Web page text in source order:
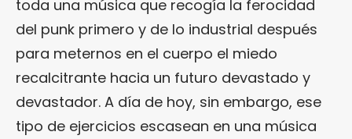
toda una música que recogía la ferocidad
del punk primero y de lo industrial después
para meternos en el cuerpo el miedo
recalcitrante hacia un futuro devastado y
devastador. A día de hoy, sin embargo, ese
tipo de ejercicios escasean en una música